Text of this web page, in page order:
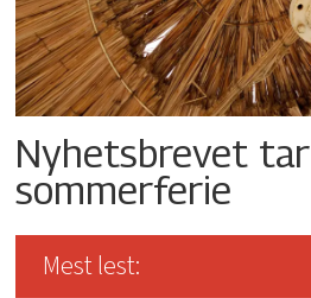
Nyhetsbrevet tar
sommerferie
Mest lest: